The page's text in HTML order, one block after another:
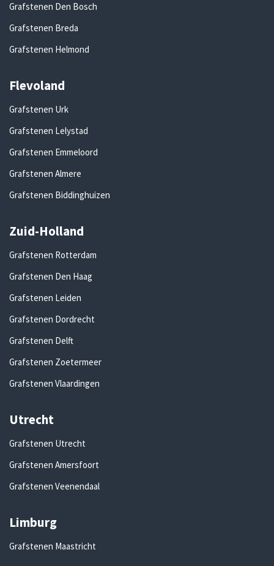
Grafstenen Den Bosch
Grafstenen Breda
Grafstenen Helmond
Flevoland
Grafstenen Urk
Grafstenen Lelystad
Grafstenen Emmeloord
Grafstenen Almere
Grafstenen Biddinghuizen
Zuid-Holland
Grafstenen Rotterdam
Grafstenen Den Haag
Grafstenen Leiden
Grafstenen Dordrecht
Grafstenen Delft
Grafstenen Zoetermeer
Grafstenen Vlaardingen
Utrecht
Grafstenen Utrecht
Grafstenen Amersfoort
Grafstenen Veenendaal
Limburg
Grafstenen Maastricht